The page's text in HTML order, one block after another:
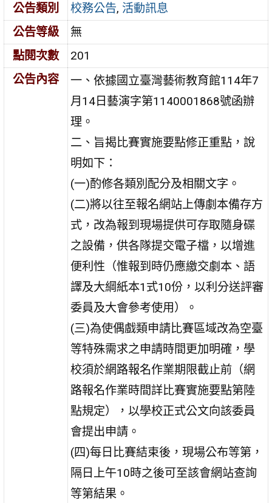
公告類別
校務公告, 活動訊息
公告等級
無
點閱次數
201
公告內容
一、依據國立臺灣藝術教育館114年7
月14日藝演字第1140001868號函辦
理。
二、旨揭比賽實施要點修正重點，說
明如下：
(一)酌修各類別配分及相關文字。
(二)將以往至報名網站上傳劇本備存方
式，改為報到現場提供可存取隨身碟
之設備，供各隊提交電子檔，以增進
便利性（惟報到時仍應繳交劇本、語
譯及大綱紙本1式10份，以利分送評審
委員及大會參考使用）。
(三)為使偶戲類申請比賽區域改為空臺
等特殊需求之申請時間更加明確，學
校須於網路報名作業期限截止前（網
路報名作業時間詳比賽實施要點第陸
點規定），以學校正式公文向該委員
會提出申請。
(四)每日比賽結束後，現場公布等第，
隔日上午10時之後可至該會網站查詢
等第結果。